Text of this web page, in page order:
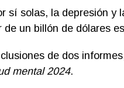
sí solas, la depresión y
de un billón de dólares
de dos
mental 2024.